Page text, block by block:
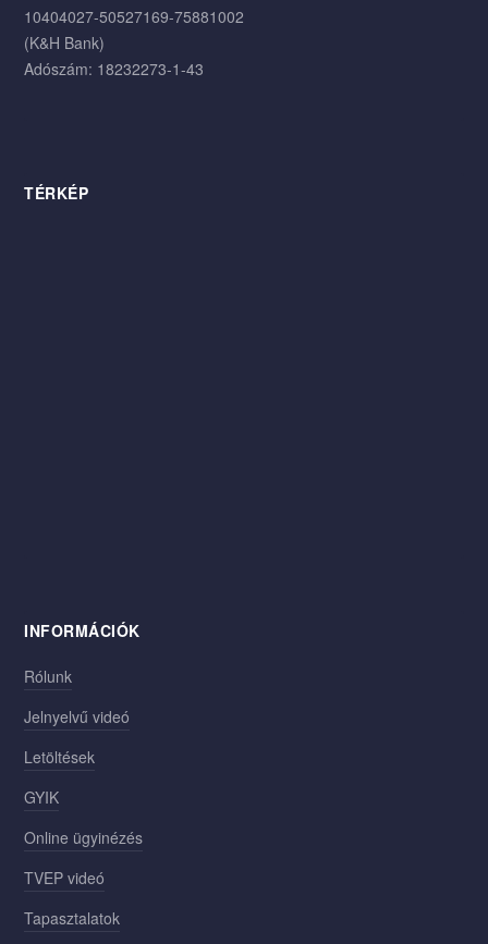
10404027-50527169-75881002
(K&H Bank)
Adószám: 18232273-1-43
TÉRKÉP
INFORMÁCIÓK
Rólunk
Jelnyelvű videó
Letöltések
GYIK
Online ügyinézés
TVEP videó
Tapasztalatok